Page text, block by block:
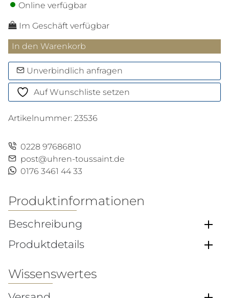
Online verfügbar
Im Geschäft verfügbar
max
bill
Damen
Menge
In den Warenkorb
Unverbindlich anfragen
Auf Wunschliste setzen
Artikelnummer: 23536
0228 97686810
post@uhren-toussaint.de
0176 3461 44 33
Produktinformationen
Beschreibung
Produktdetails
Wissenswertes